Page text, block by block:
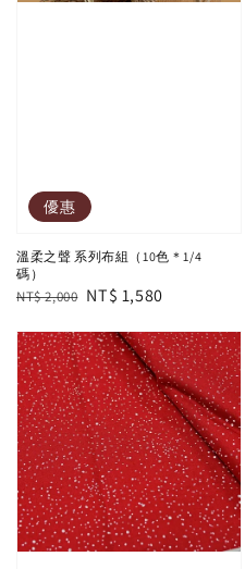
優惠
溫柔之聲 系列布組（10色＊1/4
碼）
Regular
NT$ 2,000 Sale
NT$ 1,580